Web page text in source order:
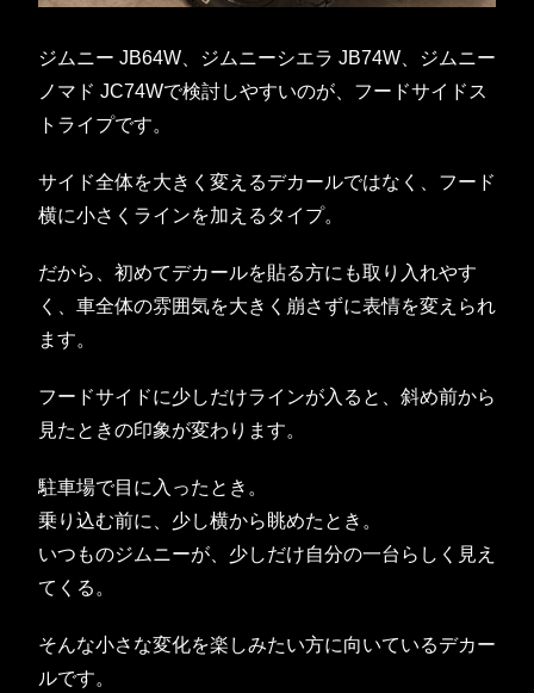
ジムニー JB64W、ジムニーシエラ JB74W、ジムニー
ノマド JC74Wで検討しやすいのが、フードサイドス
トライプです。
サイド全体を大きく変えるデカールではなく、フード
横に小さくラインを加えるタイプ。
だから、初めてデカールを貼る方にも取り入れやす
く、車全体の雰囲気を大きく崩さずに表情を変えられ
ます。
フードサイドに少しだけラインが入ると、斜め前から
見たときの印象が変わります。
駐車場で目に入ったとき。
乗り込む前に、少し横から眺めたとき。
いつものジムニーが、少しだけ自分の一台らしく見え
てくる。
そんな小さな変化を楽しみたい方に向いているデカー
ルです。